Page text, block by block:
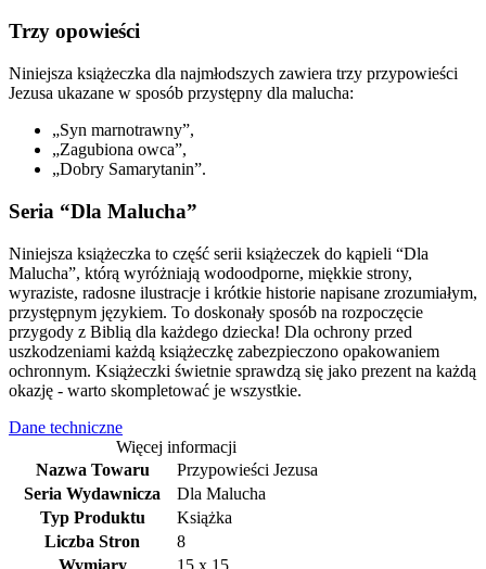
Trzy opowieści
Niniejsza książeczka dla najmłodszych zawiera trzy przypowieści
Jezusa ukazane w sposób przystępny dla malucha:
„Syn marnotrawny”,
„Zagubiona owca”,
„Dobry Samarytanin”.
Seria “Dla Malucha”
Niniejsza książeczka to część serii książeczek do kąpieli “Dla
Malucha”, którą wyróżniają wodoodporne, miękkie strony,
wyraziste, radosne ilustracje i krótkie historie napisane zrozumiałym,
przystępnym językiem. To doskonały sposób na rozpoczęcie
przygody z Biblią dla każdego dziecka! Dla ochrony przed
uszkodzeniami każdą książeczkę zabezpieczono opakowaniem
ochronnym. Książeczki świetnie sprawdzą się jako prezent na każdą
okazję - warto skompletować je wszystkie.
Dane techniczne
Więcej informacji
Nazwa Towaru
Przypowieści Jezusa
Seria Wydawnicza
Dla Malucha
Typ Produktu
Książka
Liczba Stron
8
Wymiary
15 x 15